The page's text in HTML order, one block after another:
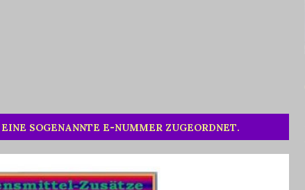
SOGENANNTE E-NUMMER ZUGEORDNET.